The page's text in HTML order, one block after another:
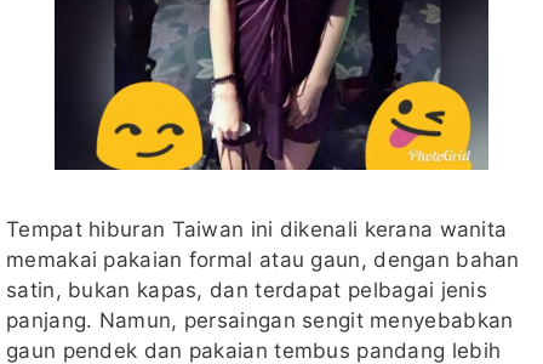
Tempat hiburan Taiwan ini dikenali kerana wanita
memakai pakaian formal atau gaun, dengan bahan
satin, bukan kapas, dan terdapat pelbagai jenis
panjang. Namun, persaingan sengit menyebabkan
gaun pendek dan pakaian tembus pandang lebih